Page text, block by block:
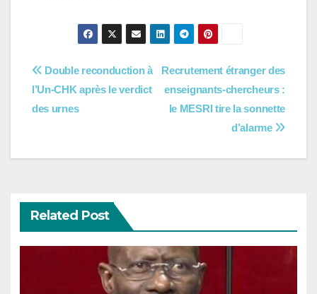
Navigation
de
Recrutement étranger des
enseignants-chercheurs :
le MESRI tire la sonnette
d’alarme
Double reconduction à
l’Un-CHK après le verdict
des urnes
Related Post